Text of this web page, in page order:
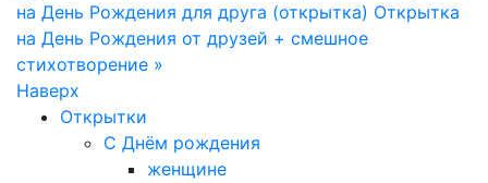
на День Рождения для друга (открытка) Открытка
на День Рождения от друзей + смешное
стихотворение »
Наверх
Открытки
С Днём рождения
женщине